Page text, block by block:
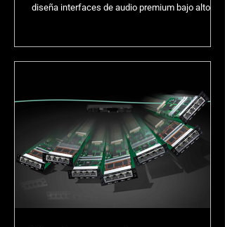
diseña interfaces de audio premium bajo altos
inquebrantable en la calidad del audio. USB.MADI
es una interfaz de audio introducida en un
más compacta de la industria. Se puede instalar
directamente en cualqu